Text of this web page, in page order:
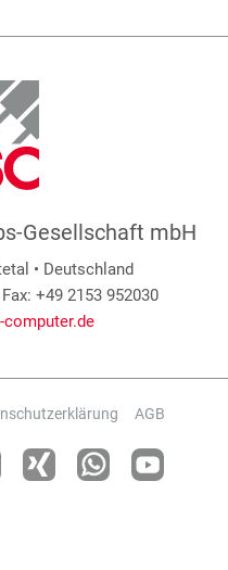
Gesellschaft mbH
• Deutschland
+49 2153 952030
AGB